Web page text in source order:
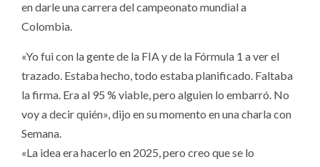
en darle una carrera del campeonato mundial a
Colombia.
«Yo fui con la gente de la FIA y de la Fórmula 1 a ver el
trazado. Estaba hecho, todo estaba planificado. Faltaba
la firma. Era al 95 % viable, pero alguien lo embarró. No
voy a decir quién», dijo en su momento en una charla con
Semana.
«La idea era hacerlo en 2025, pero creo que se lo